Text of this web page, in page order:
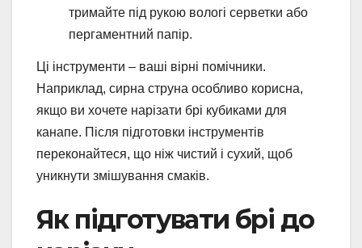
тримайте під рукою вологі серветки або
пергаментний папір.
Ці інструменти – ваші вірні помічники.
Наприклад, сирна струна особливо корисна,
якщо ви хочете нарізати брі кубиками для
канапе. Після підготовки інструментів
переконайтеся, що ніж чистий і сухий, щоб
уникнути змішування смаків.
Як підготувати брі до